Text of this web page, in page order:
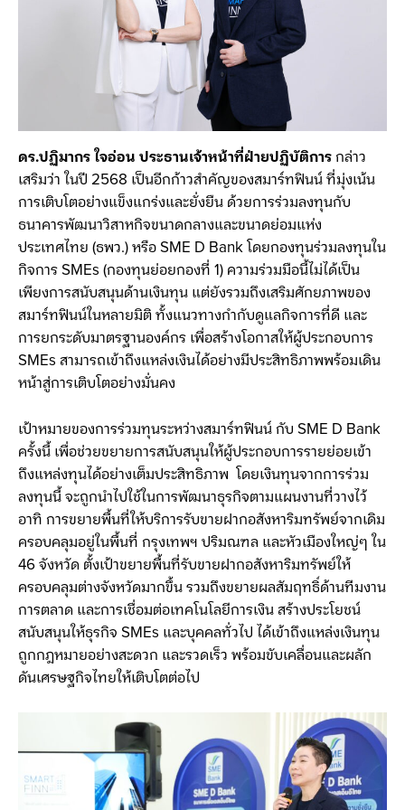
ดร.ปฏิมากร ใจอ่อน ประธานเจ้าหน้าที่ฝ่ายปฏิบัติการกล่าว
เสริมว่า ในปี 2568 เป็นอีกก้าวสำคัญของสมาร์ทฟินน์ ที่มุ่งเน้น
การเติบโตอย่างแข็งแกร่งและยั่งยืน ด้วยการร่วมลงทุนกับ
ธนาคารพัฒนาวิสาหกิจขนาดกลางและขนาดย่อมแห่ง
ประเทศไทย (ธพว.) หรือ SME D Bank โดยกองทุนร่วมลงทุนใน
กิจการ SMEs (กองทุนย่อยกองที่ 1) ความร่วมมือนี้ไม่ได้เป็น
เพียงการสนับสนุนด้านเงินทุน แต่ยังรวมถึงเสริมศักยภาพของ
สมาร์ทฟินน์ในหลายมิติ ทั้งแนวทางกำกับดูแลกิจการที่ดี และ
การยกระดับมาตรฐานองค์กร เพื่อสร้างโอกาสให้ผู้ประกอบการ
SMEs สามารถเข้าถึงแหล่งเงินได้อย่างมีประสิทธิภาพพร้อมเดิน
หน้าสู่การเติบโตอย่างมั่นคง
เป้าหมายของการร่วมทุนระหว่างสมาร์ทฟินน์ กับ SME D Bank
ครั้งนี้ เพื่อช่วยขยายการสนับสนุนให้ผู้ประกอบการรายย่อยเข้า
ถึงแหล่งทุนได้อย่างเต็มประสิทธิภาพ โดยเงินทุนจากการร่วม
ลงทุนนี้ จะถูกนำไปใช้ในการพัฒนาธุรกิจตามแผนงานที่วางไว้
อาทิ การขยายพื้นที่ให้บริการรับขายฝากอสังหาริมทรัพย์จากเดิม
ครอบคลุมอยู่ในพื้นที่ กรุงเทพฯ ปริมณฑล และหัวเมืองใหญ่ๆ ใน
46 จังหวัด ตั้งเป้าขยายพื้นที่รับขายฝากอสังหาริมทรัพย์ให้
ครอบคลุมต่างจังหวัดมากขึ้น รวมถึงขยายผลสัมฤทธิ์ด้านทีมงาน
การตลาด และการเชื่อมต่อเทคโนโลยีการเงิน สร้างประโยชน์
สนับสนุนให้ธุรกิจ SMEs และบุคคลทั่วไป ได้เข้าถึงแหล่งเงินทุน
ถูกกฎหมายอย่างสะดวก และรวดเร็ว พร้อมขับเคลื่อนและผลัก
ดันเศรษฐกิจไทยให้เติบโตต่อไป